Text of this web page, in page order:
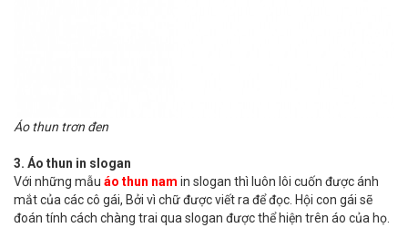
Áo thun trơn đen
3. Áo thun in slogan
Với những mẫu áo thun nam in slogan thì luôn lôi cuốn được ánh
mắt của các cô gái, Bởi vì chữ được viết ra để đọc. Hội con gái sẽ
đoán tính cách chàng trai qua slogan được thể hiện trên áo của họ.